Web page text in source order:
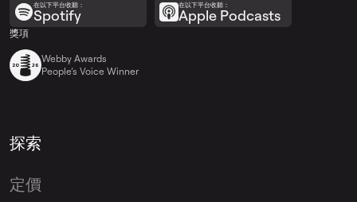
在以下平台收聽：
Spotify
在以下平台收聽：
Apple Podcasts
獎項
Webby Awards
People’s Voice Winner
探索
定價